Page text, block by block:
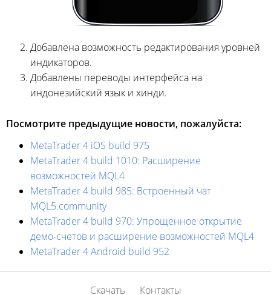
Добавлена возможность редактирования уровней
индикаторов.
Добавлены переводы интерфейса на
индонезийский язык и хинди.
Посмотрите предыдущие новости, пожалуйста:
MetaTrader 4 iOS build 975
MetaTrader 4 build 1010: Расширение
возможностей MQL4
MetaTrader 4 build 985: Встроенный чат
MQL5.community
MetaTrader 4 build 970: Упрощенное открытие
демо-счетов и расширение возможностей MQL4
MetaTrader 4 Android build 952
Скачать Контакты